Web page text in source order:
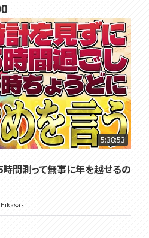
5:38:53
時間測って無事に年を越せるの
Hikasa -